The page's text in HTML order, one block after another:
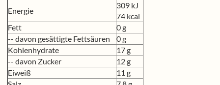
Energie
309 kJ
74 kcal
Fett
0 g
-- davon gesättigte Fettsäuren 0 g
Kohlenhydrate
17 g
-- davon Zucker
12 g
Eiweiß
11 g